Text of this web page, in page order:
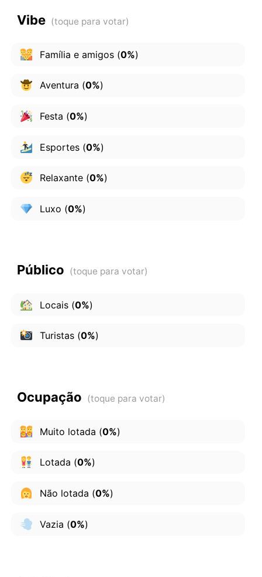
Vibe
Família e amigos(0%)
Aventura (0%)
Festa (0%)
Esportes(0%)
Relaxante(0%)
Luxo (0%)
Público
Locais(0%)
Turistas(0%)
Ocupação
Muito lotada (0%)
Lotada (0%)
Não lotada (0%)
Vazia (0%)